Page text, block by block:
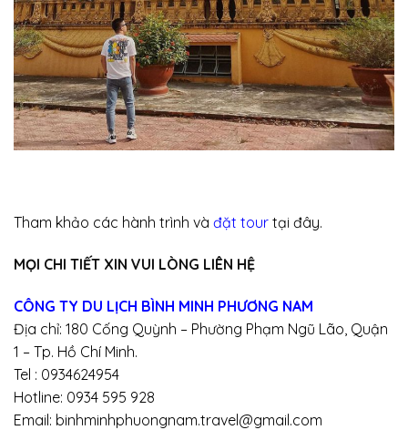
Tham khảo các hành trình và đặt tour tại đây.
MỌI CHI TIẾT XIN VUI LÒNG LIÊN HỆ
CÔNG TY DU LỊCH BÌNH MINH PHƯƠNG NAM
Địa chỉ: 180 Cống Quỳnh – Phường Phạm Ngũ Lão, Quận
1 – Tp. Hồ Chí Minh.
Tel : 0934624954
Hotline: 0934 595 928
Email: binhminhphuongnam.travel@gmail.com